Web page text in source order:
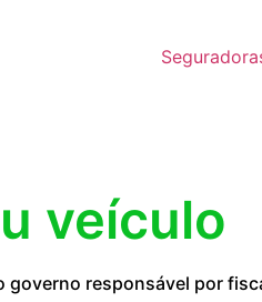
veículo
governo responsável por